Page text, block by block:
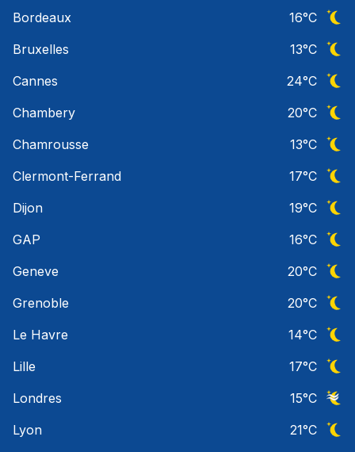
Bordeaux
16°C
Bruxelles
13°C
Cannes
24°C
Chambery
20°C
Chamrousse
13°C
Clermont-Ferrand
17°C
Dijon
19°C
GAP
16°C
Geneve
20°C
Grenoble
20°C
Le Havre
14°C
Lille
17°C
Londres
15°C
Lyon
21°C